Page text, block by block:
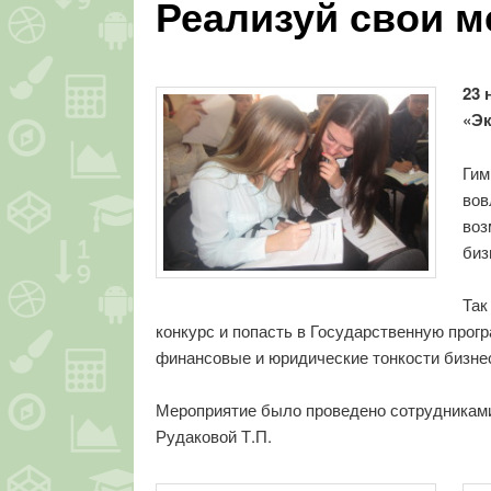
Реализуй свои
23
конкурс и попасть в Государственную
финансовые и юридические тонкости
Мероприятие было проведено
Рудаковой Т.П.